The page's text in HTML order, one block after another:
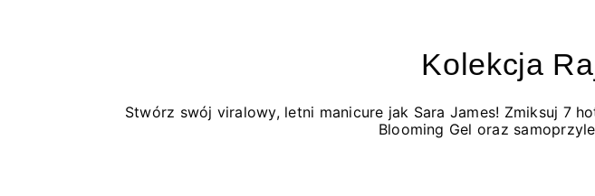
Kolekcja
Stwórz swój viralowy, letni manicure jak Sara James! Zmiksuj 7
Blooming Gel oraz